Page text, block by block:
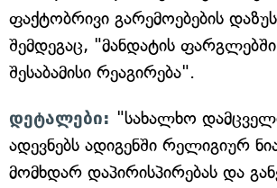
ფაქტობრივი გარემოებების
შემდეგაც, "მანდატის
შესაბამისი რეაგირება".
დეტალები: "სახალხო
ადევნებს ადიგენში რელიგიურ
მომხდარ დაპირისპირებას და